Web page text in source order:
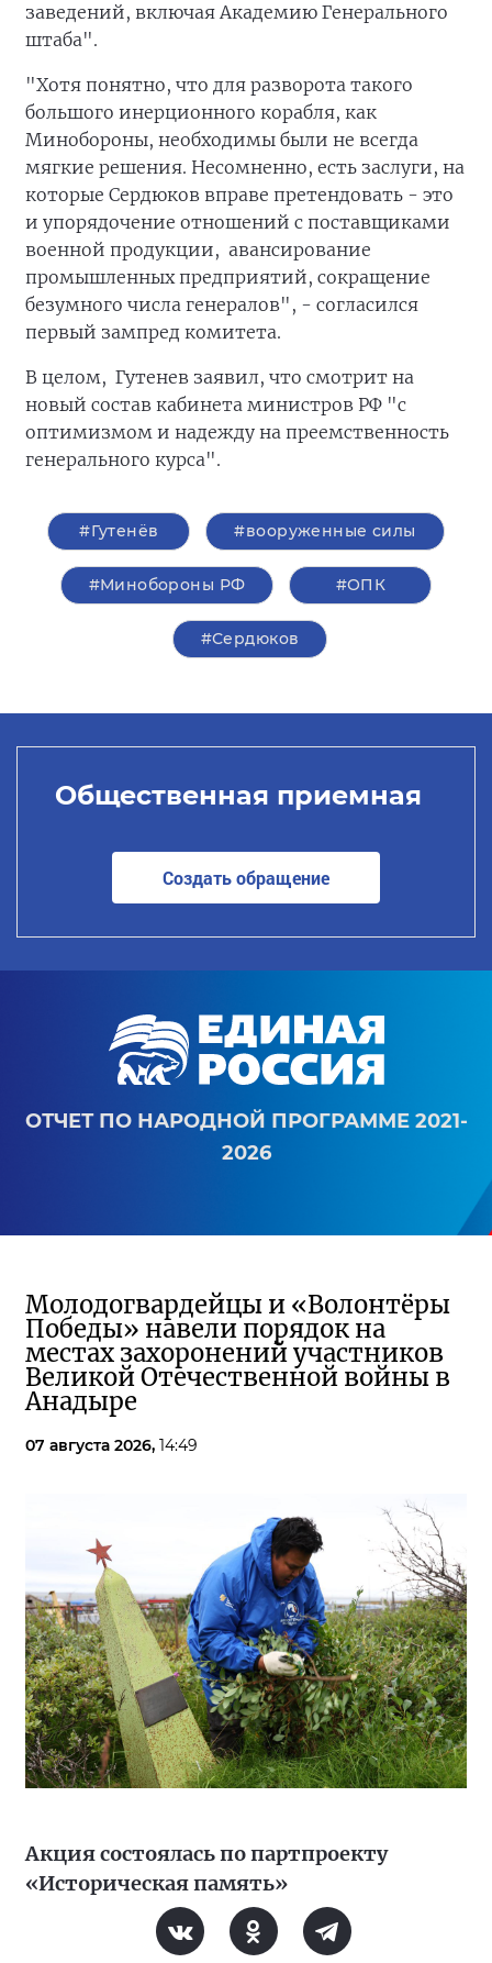
заведений, включая Академию Генерального
штаба".
"Хотя понятно, что для разворота такого
большого инерционного корабля, как
Минобороны, необходимы были не всегда
мягкие решения. Несомненно, есть заслуги, на
которые Сердюков вправе претендовать - это
и упорядочение отношений с поставщиками
военной продукции, авансирование
промышленных предприятий, сокращение
безумного числа генералов", - согласился
первый зампред комитета.
В целом, Гутенев заявил, что смотрит на
новый состав кабинета министров РФ "с
оптимизмом и надежду на преемственность
генерального курса".
#Гутенёв #вооруженные силы
#Минобороны РФ #ОПК
#Сердюков
Общественная приемная
Создать обращение
ОТЧЕТ ПО НАРОДНОЙ ПРОГРАММЕ 2021-
2026
Молодогвардейцы и «Волонтёры
Победы» навели порядок на
местах захоронений участников
Великой Отечественной войны в
Анадыре
07 августа 2026, 14:49
Акция состоялась по партпроекту
«Историческая память»